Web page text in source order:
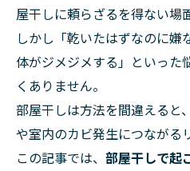
屋干しに頼らざるを得ない場
しかし「乾いたはずなのに嫌
体がジメジメする」といった
くありません。
部屋干しは方法を間違えると
や室内のカビ発生につながる
この記事では、 部屋干しで起